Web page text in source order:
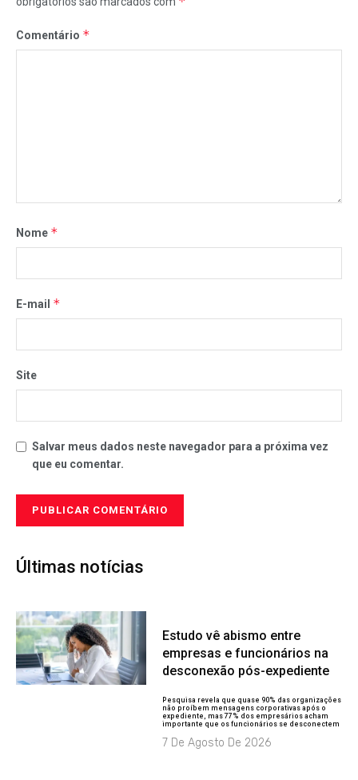
Comentário *
Nome *
E-mail *
Site
Salvar meus dados neste navegador para a próxima vez
que eu comentar.
Últimas notícias
Estudo vê abismo entre
empresas e funcionários na
desconexão pós-expediente
Pesquisa revela que quase 90% das organizações
não proíbem mensagens corporativas após o
expediente, mas 77% dos empresários acham
importante que os funcionários se desconectem
7 De Agosto De 2026